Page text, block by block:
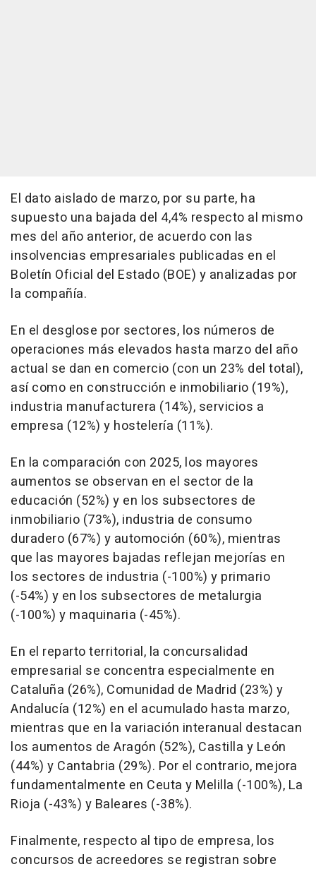
El dato aislado de marzo, por su parte, ha
supuesto una bajada del 4,4% respecto al mismo
mes del año anterior, de acuerdo con las
insolvencias empresariales publicadas en el
Boletín Oficial del Estado (BOE) y analizadas por
la compañía.
En el desglose por sectores, los números de
operaciones más elevados hasta marzo del año
actual se dan en comercio (con un 23% del total),
así como en construcción e inmobiliario (19%),
industria manufacturera (14%), servicios a
empresa (12%) y hostelería (11%).
En la comparación con 2025, los mayores
aumentos se observan en el sector de la
educación (52%) y en los subsectores de
inmobiliario (73%), industria de consumo
duradero (67%) y automoción (60%), mientras
que las mayores bajadas reflejan mejorías en
los sectores de industria (-100%) y primario
(-54%) y en los subsectores de metalurgia
(-100%) y maquinaria (-45%).
En el reparto territorial, la concursalidad
empresarial se concentra especialmente en
Cataluña (26%), Comunidad de Madrid (23%) y
Andalucía (12%) en el acumulado hasta marzo,
mientras que en la variación interanual destacan
los aumentos de Aragón (52%), Castilla y León
(44%) y Cantabria (29%). Por el contrario, mejora
fundamentalmente en Ceuta y Melilla (-100%), La
Rioja (-43%) y Baleares (-38%).
Finalmente, respecto al tipo de empresa, los
concursos de acreedores se registran sobre